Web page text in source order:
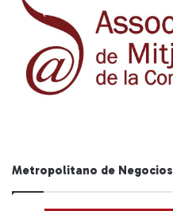
Metropolitano de Negocios